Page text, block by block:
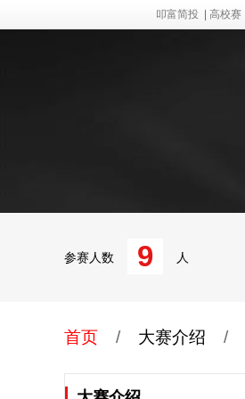
叩富简投 高校赛
参赛人数 9 人
首页 / 大赛介绍 /